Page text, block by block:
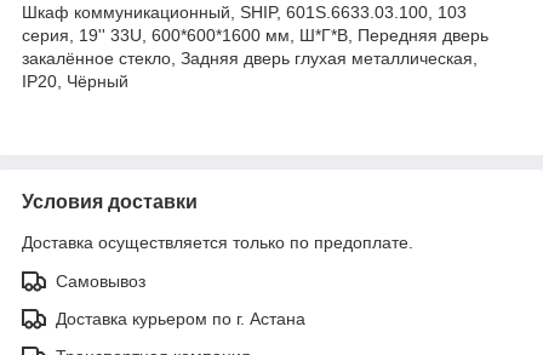
Шкаф коммуникационный, SHIP, 601S.6633.03.100, 103
серия, 19'' 33U, 600*600*1600 мм, Ш*Г*В, Передняя дверь
закалённое стекло, Задняя дверь глухая металлическая,
IP20, Чёрный
Условия доставки
Доставка осуществляется только по предоплате.
Самовывоз
Доставка курьером по г. Астана